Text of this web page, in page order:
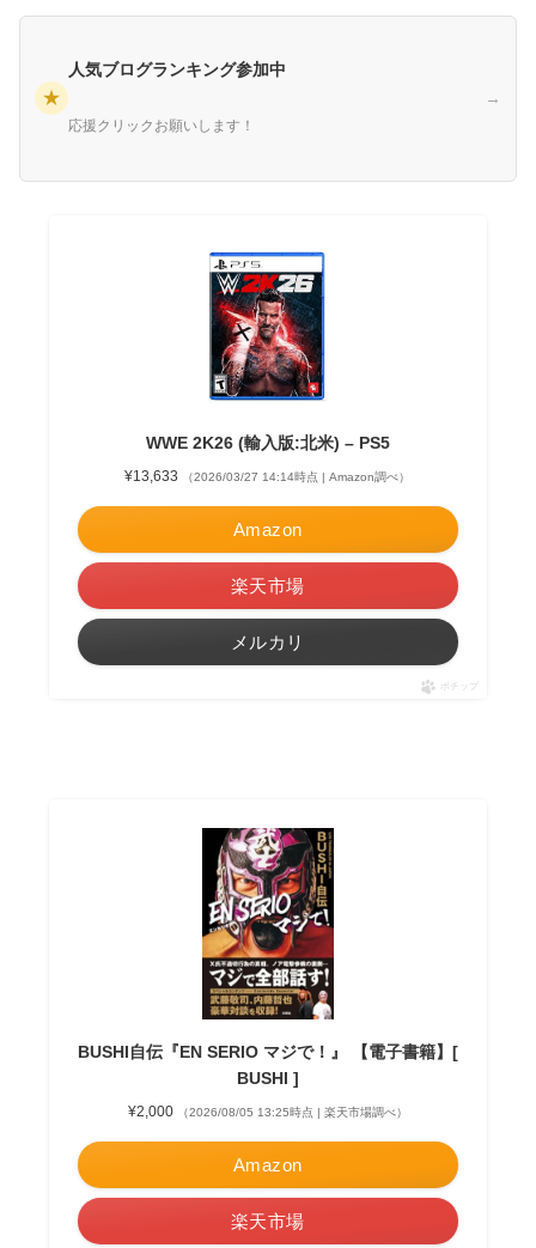
★
人気ブログランキング参加中
応援クリックお願いします！
→
WWE 2K26 (輸入版:北米) – PS5
¥13,633 （2026/03/27 14:14時点 | Amazon調べ）
Amazon
楽天市場
メルカリ
ポチップ
BUSHI自伝『EN SERIO マジで！』 【電子書籍】[
BUSHI ]
¥2,000 （2026/08/05 13:25時点 | 楽天市場調べ）
Amazon
楽天市場